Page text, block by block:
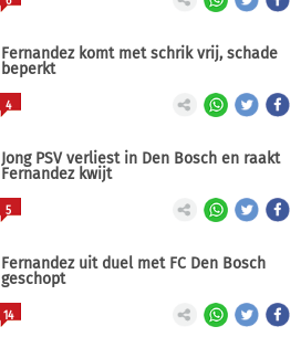
Fernandez komt met schrik vrij, schade
beperkt
4
Jong PSV verliest in Den Bosch en raakt
Fernandez kwijt
5
Fernandez uit duel met FC Den Bosch
geschopt
14